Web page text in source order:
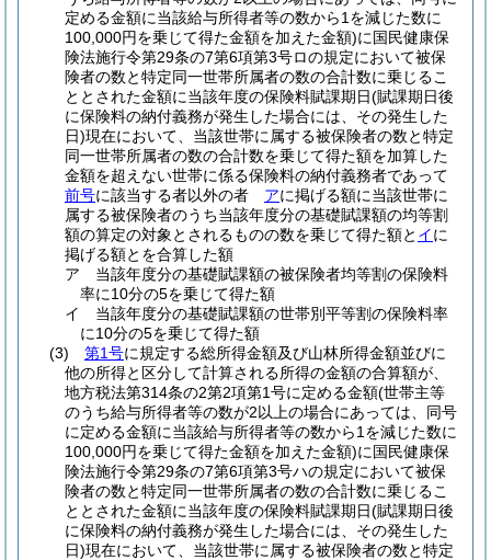
定める金額に当該給与所得者等の数から1を減じた数に
100,000円を乗じて得た金額を加えた金額)に国民健康保
険法施行令第29条の7第6項第3号ロの規定において被保
険者の数と特定同一世帯所属者の数の合計数に乗じるこ
ととされた金額に当該年度の保険料賦課期日(賦課期日後
に保険料の納付義務が発生した場合には、その発生した
日)現在において、当該世帯に属する被保険者の数と特定
同一世帯所属者の数の合計数を乗じて得た額を加算した
金額を超えない世帯に係る保険料の納付義務者であって
前号に該当する者以外の者 アに掲げる額に当該世帯に
属する被保険者のうち当該年度分の基礎賦課額の均等割
額の算定の対象とされるものの数を乗じて得た額と イに
掲げる額とを合算した額
ア
当該年度分の基礎賦課額の被保険者均等割の保険料
率に10分の5を乗じて得た額
イ
当該年度分の基礎賦課額の世帯別平等割の保険料率
に10分の5を乗じて得た額
(3)
第1号に規定する総所得金額及び山林所得金額並びに
他の所得と区分して計算される所得の金額の合算額が、
地方税法第314条の2第2項第1号に定める金額(世帯主等
のうち給与所得者等の数が2以上の場合にあっては、同号
に定める金額に当該給与所得者等の数から1を減じた数に
100,000円を乗じて得た金額を加えた金額)に国民健康保
険法施行令第29条の7第6項第3号ハの規定において被保
険者の数と特定同一世帯所属者の数の合計数に乗じるこ
ととされた金額に当該年度の保険料賦課期日(賦課期日後
に保険料の納付義務が発生した場合には、その発生した
日)現在において、当該世帯に属する被保険者の数と特定